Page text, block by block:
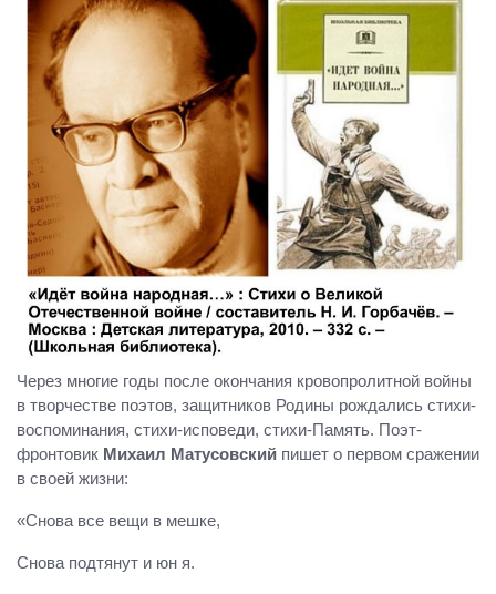
Через многие годы после окончания кровопролитной войны
в творчестве поэтов, защитников Родины рождались стихи-
воспоминания, стихи-исповеди, стихи-Память. Поэт-
фронтовик Михаил Матусовский пишет о первом сражении
в своей жизни:
«Снова все вещи в мешке,
Снова подтянут и юн я.